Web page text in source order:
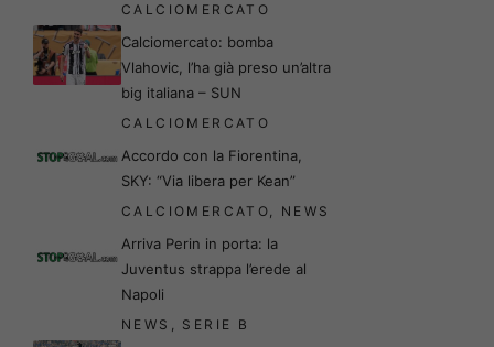
CALCIOMERCATO
Calciomercato: bomba
Vlahovic, l’ha già preso un’altra
big italiana – SUN
CALCIOMERCATO
Accordo con la Fiorentina,
SKY: “Via libera per Kean”
CALCIOMERCATO, NEWS
Arriva Perin in porta: la
Juventus strappa l’erede al
Napoli
NEWS , SERIE B